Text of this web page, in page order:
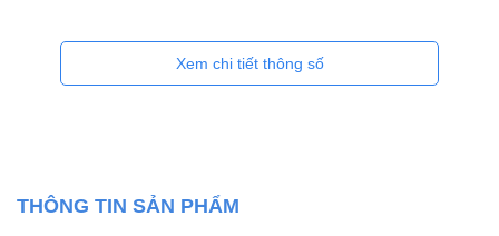
Xem chi tiết thông số
THÔNG TIN SẢN PHẨM